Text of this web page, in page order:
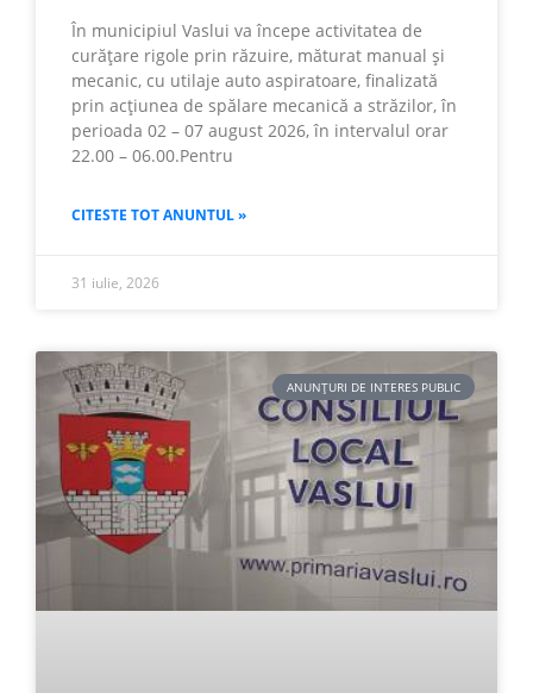
În municipiul Vaslui va începe activitatea de
curățare rigole prin răzuire, măturat manual și
mecanic, cu utilaje auto aspiratoare, finalizată
prin acțiunea de spălare mecanică a străzilor, în
perioada 02 – 07 august 2026, în intervalul orar
22.00 – 06.00.Pentru
CITESTE TOT ANUNTUL »
31 iulie, 2026
ANUNȚURI DE INTERES PUBLIC